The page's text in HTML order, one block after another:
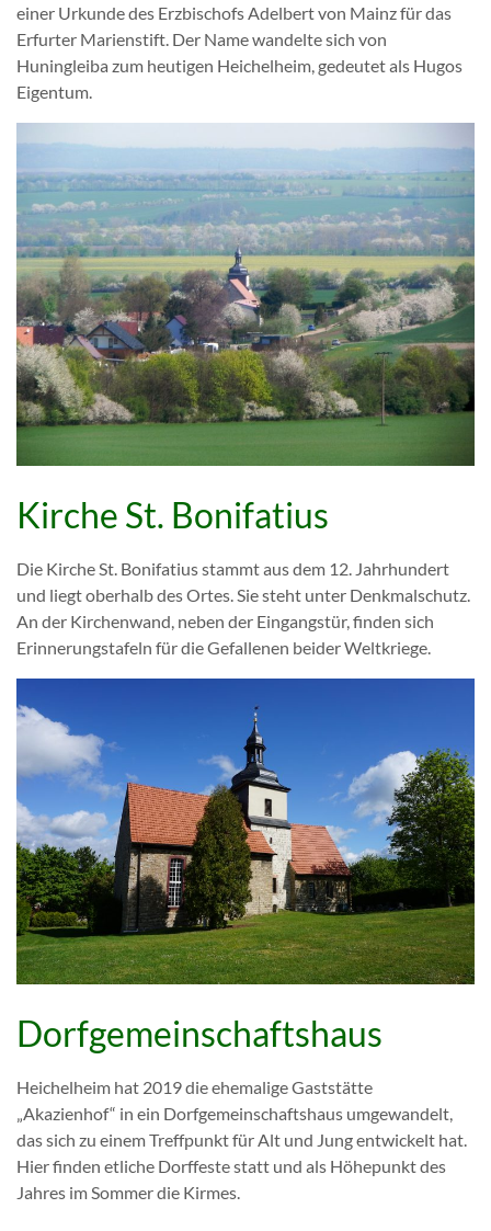
einer Urkunde des Erzbischofs Adelbert von Mainz für das
Erfurter Marienstift. Der Name wandelte sich von
Huningleiba zum heutigen Heichelheim, gedeutet als Hugos
Eigentum.
Kirche St. Bonifatius
Die Kirche St. Bonifatius stammt aus dem 12. Jahrhundert
und liegt oberhalb des Ortes. Sie steht unter Denkmalschutz.
An der Kirchenwand, neben der Eingangstür, finden sich
Erinnerungstafeln für die Gefallenen beider Weltkriege.
Dorfgemeinschaftshaus
Heichelheim hat 2019 die ehemalige Gaststätte
„Akazienhof“ in ein Dorfgemeinschaftshaus umgewandelt,
das sich zu einem Treffpunkt für Alt und Jung entwickelt hat.
Hier finden etliche Dorffeste statt und als Höhepunkt des
Jahres im Sommer die Kirmes.